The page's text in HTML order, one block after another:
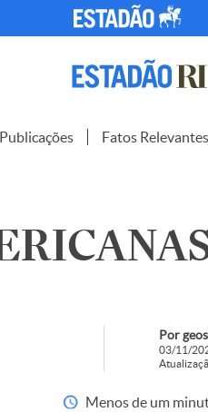
Publicações Fatos Relevantes
Por
03/11/
Menos de um